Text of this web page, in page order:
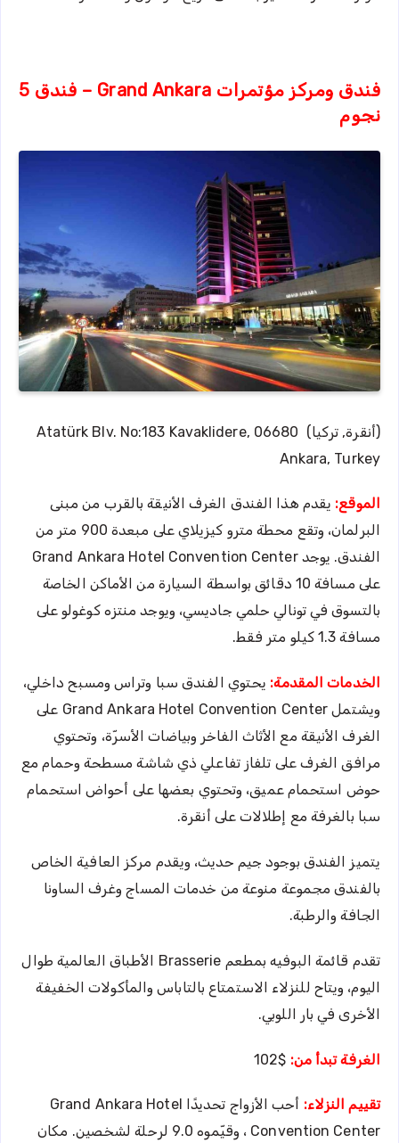
فندق ومركز مؤتمرات Grand Ankara – فندق 5
نجوم
(أنقرة, تركيا) Atatürk Blv. No:183 Kavaklidere, 06680
Ankara, Turkey
الموقع: يقدم هذا الفندق الغرف الأنيقة بالقرب من مبنى
البرلمان، وتقع محطة مترو كيزيلاي على مبعدة 900 متر من
الفندق. يوجد Grand Ankara Hotel Convention Center
على مسافة 10 دقائق بواسطة السيارة من الأماكن الخاصة
بالتسوق في تونالي حلمي جاديسي، ويوجد منتزه كوغولو على
مسافة 1.3 كيلو متر فقط.
الخدمات المقدمة: يحتوي الفندق سبا وتراس ومسبح داخلي،
ويشتمل Grand Ankara Hotel Convention Center على
الغرف الأنيقة مع الأثاث الفاخر وبياضات الأسرّة، وتحتوي
مرافق الغرف على تلفاز تفاعلي ذي شاشة مسطحة وحمام مع
حوض استحمام عميق، وتحتوي بعضها على أحواض استحمام
سبا بالغرفة مع إطلالات على أنقرة.
يتميز الفندق بوجود جيم حديث، ويقدم مركز العافية الخاص
بالفندق مجموعة منوعة من خدمات المساج وغرف الساونا
الجافة والرطبة.
تقدم قائمة البوفيه بمطعم Brasserie الأطباق العالمية طوال
اليوم، ويتاح للنزلاء الاستمتاع بالتاباس والمأكولات الخفيفة
الأخرى في بار اللوبي.
الغرفة تبدأ من: $102
تقييم النزلاء:
أحب الأزواج تحديدًا Grand Ankara Hotel
Convention Center ، وقيّموه 9.0 لرحلة لشخصين. مكان